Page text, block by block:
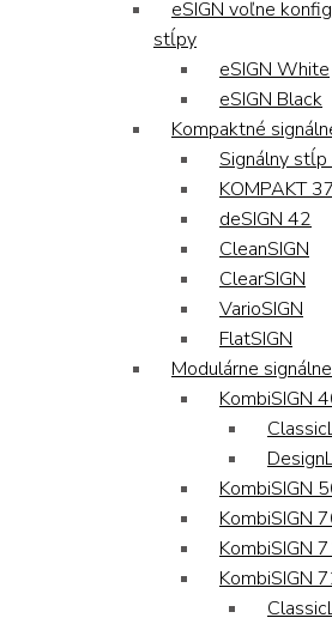
eSIGN voľne
stĺpy
eSIGN White
eSIGN Black
Kompaktné
Signálny stĺp
KOMPAKT 37
deSIGN 42
CleanSIGN
ClearSIGN
VarioSIGN
FlatSIGN
Modulárne
KombiSIGN
KombiSIGN
KombiSIGN
KombiSIGN
KombiSIGN